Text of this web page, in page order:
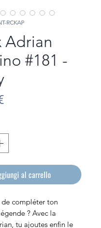
RCKAP
Adrian
#181 -
Prezzo
al carrello
de compléter ton
? Avec la
tu ajoutes enfin le